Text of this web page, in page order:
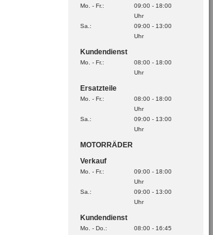
Mo. - Fr.:
09:00 - 18:00
Uhr
Sa.:
09:00 - 13:00
Uhr
Kundendienst
Mo. - Fr.:
08:00 - 18:00
Uhr
Ersatzteile
Mo. - Fr.:
08:00 - 18:00
Uhr
Sa.:
09:00 - 13:00
Uhr
MOTORRÄDER
Verkauf
Mo. - Fr.:
09:00 - 18:00
Uhr
Sa.:
09:00 - 13:00
Uhr
Kundendienst
Mo. - Do.: 08:00 - 16:45